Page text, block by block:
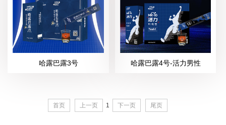
哈露巴露3号 哈露巴露4号-活力男性
首页 上一页 1 下一页 尾页